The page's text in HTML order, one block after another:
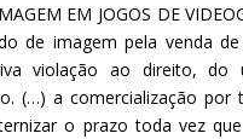
EM JOGOS DE
de imagem pela venda
violação ao direito, do
(…) a comercialização
o prazo toda vez